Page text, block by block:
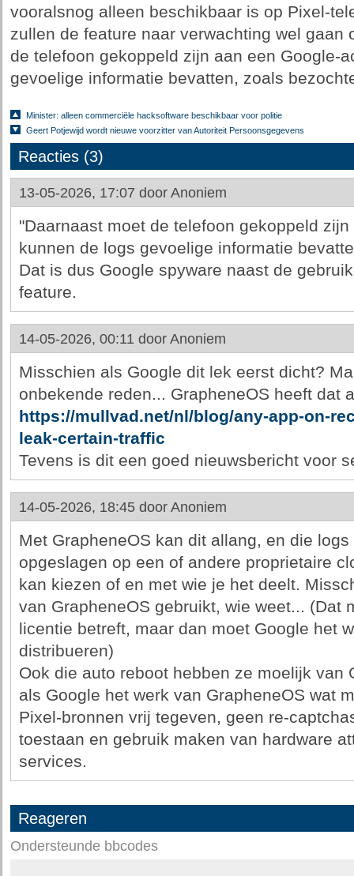
vooralsnog alleen beschikbaar is op Pixel-
zullen de feature naar verwachting wel gaan
de telefoon gekoppeld zijn aan een Google-
gevoelige informatie bevatten, zoals
Minister: alleen commerciële hacksoftware beschikbaar voor politie
Geert Potjewijd wordt nieuwe voorzitter van Autoriteit Persoonsgegevens
Reacties (3)
13-05-2026, 17:07 door Anoniem
"Daarnaast moet de telefoon gekoppeld
kunnen de logs gevoelige informatie
Dat is dus Google spyware naast de
feature.
14-05-2026, 00:11 door Anoniem
Misschien als Google dit lek eerst dicht?
onbekende reden... GrapheneOS heeft dat
https://mullvad.net/nl/blog/any-app-on-
leak-certain-traffic
Tevens is dit een goed nieuwsbericht voor
14-05-2026, 18:45 door Anoniem
Met GrapheneOS kan dit allang, en die
opgeslagen op een of andere proprietaire
kan kiezen of en met wie je het deelt.
van GrapheneOS gebruikt, wie weet... (Dat
licentie betreft, maar dan moet Google het
distribueren)
Ook die auto reboot hebben ze moelijk van
als Google het werk van GrapheneOS wat
Pixel-bronnen vrij tegeven, geen re-
toestaan en gebruik maken van hardware
services.
Reageren
Ondersteunde bbcodes